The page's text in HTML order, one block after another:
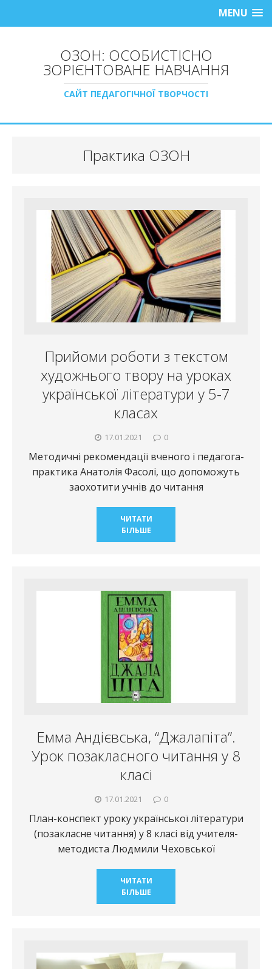
MENU
ОЗОН: ОСОБИСТІСНО
ЗОРІЄНТОВАНЕ НАВЧАННЯ
САЙТ ПЕДАГОГІЧНОЇ ТВОРЧОСТІ
Практика ОЗОН
Прийоми роботи з текстом
художнього твору на уроках
української літератури у 5-7
класах
17.01.2021 0
Методичні рекомендації вченого і педагога-
практика Анатолія Фасолі, що допоможуть
заохотити учнів до читання
ЧИТАТИ
БІЛЬШЕ
Емма Андієвська, “Джалапіта”.
Урок позакласного читання у 8
класі
17.01.2021 0
План-конспект уроку української літератури
(позакласне читання) у 8 класі від учителя-
методиста Людмили Чеховської
ЧИТАТИ
БІЛЬШЕ